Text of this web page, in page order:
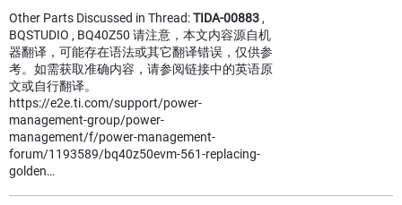
Other Parts Discussed in Thread:TIDA-00883 ,
BQSTUDIO , BQ40Z50 请注意，本文内容源自机
器翻译，可能存在语法或其它翻译错误，仅供参
考。如需获取准确内容，请参阅链接中的英语原
文或自行翻译。
https://e2e.ti.com/support/power-
management-group/power-
management/f/power-management-
forum/1193589/bq40z50evm-561-replacing-
golden…